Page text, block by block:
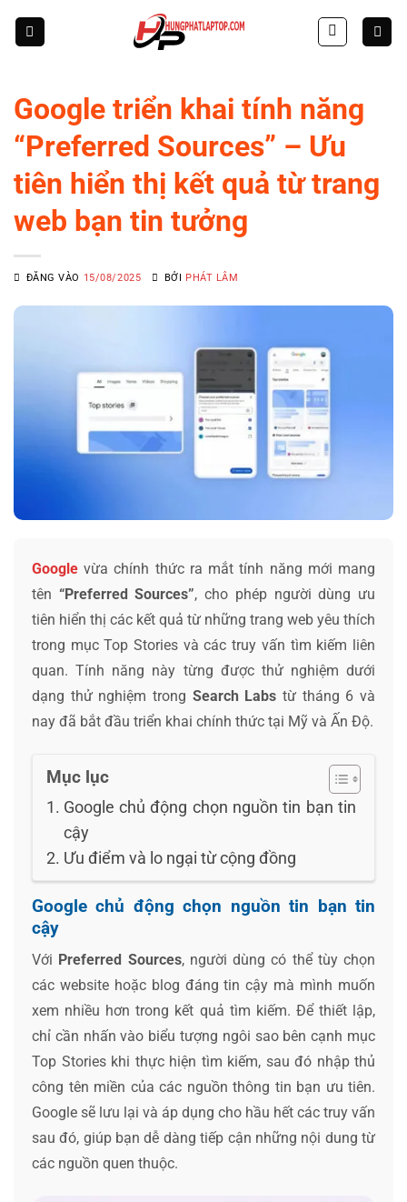
Google triển khai tính năng
“Preferred Sources” – Ưu
tiên hiển thị kết quả từ trang
web bạn tin tưởng
ĐĂNG VÀO 15/08/2025 BỞI PHÁT LÂM
Google vừa chính thức ra mắt tính năng mới mang
tên “Preferred Sources”, cho phép người dùng ưu
tiên hiển thị các kết quả từ những trang web yêu thích
trong mục Top Stories và các truy vấn tìm kiếm liên
quan. Tính năng này từng được thử nghiệm dưới
dạng thử nghiệm trong Search Labs từ tháng 6 và
nay đã bắt đầu triển khai chính thức tại Mỹ và Ấn Độ.
Mục lục
Google chủ động chọn nguồn tin bạn tin
cậy
Ưu điểm và lo ngại từ cộng đồng
Google chủ động chọn nguồn tin bạn tin
cậy
Với Preferred Sources, người dùng có thể tùy chọn
các website hoặc blog đáng tin cậy mà mình muốn
xem nhiều hơn trong kết quả tìm kiếm. Để thiết lập,
chỉ cần nhấn vào biểu tượng ngôi sao bên cạnh mục
Top Stories khi thực hiện tìm kiếm, sau đó nhập thủ
công tên miền của các nguồn thông tin bạn ưu tiên.
Google sẽ lưu lại và áp dụng cho hầu hết các truy vấn
sau đó, giúp bạn dễ dàng tiếp cận những nội dung từ
các nguồn quen thuộc.